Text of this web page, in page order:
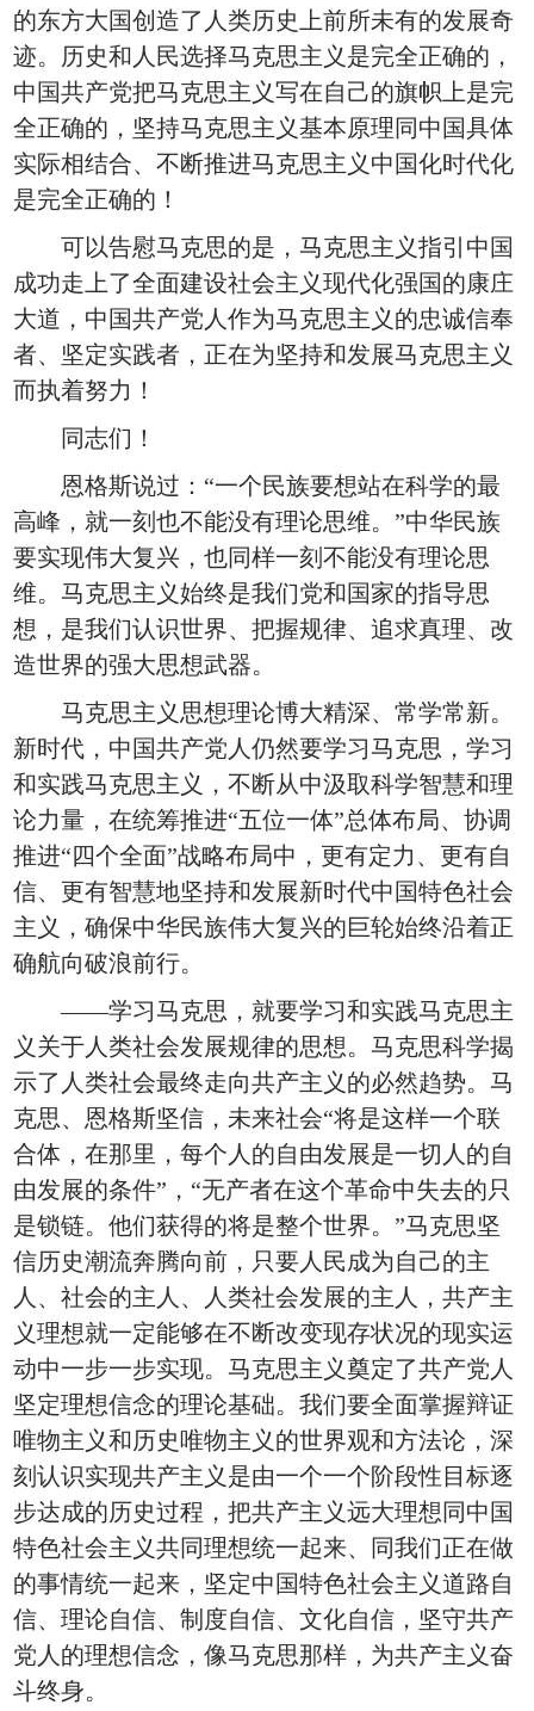
的东方大国创造了人类历史上前所未有的发展奇
迹。历史和人民选择马克思主义是完全正确的，
中国共产党把马克思主义写在自己的旗帜上是完
全正确的，坚持马克思主义基本原理同中国具体
实际相结合、不断推进马克思主义中国化时代化
是完全正确的！
可以告慰马克思的是，马克思主义指引中国
成功走上了全面建设社会主义现代化强国的康庄
大道，中国共产党人作为马克思主义的忠诚信奉
者、坚定实践者，正在为坚持和发展马克思主义
而执着努力！
同志们！
恩格斯说过：“一个民族要想站在科学的最
高峰，就一刻也不能没有理论思维。”中华民族
要实现伟大复兴，也同样一刻不能没有理论思
维。马克思主义始终是我们党和国家的指导思
想，是我们认识世界、把握规律、追求真理、改
造世界的强大思想武器。
马克思主义思想理论博大精深、常学常新。
新时代，中国共产党人仍然要学习马克思，学习
和实践马克思主义，不断从中汲取科学智慧和理
论力量，在统筹推进“五位一体”总体布局、协调
推进“四个全面”战略布局中，更有定力、更有自
信、更有智慧地坚持和发展新时代中国特色社会
主义，确保中华民族伟大复兴的巨轮始终沿着正
确航向破浪前行。
——学习马克思，就要学习和实践马克思主
义关于人类社会发展规律的思想。马克思科学揭
示了人类社会最终走向共产主义的必然趋势。马
克思、恩格斯坚信，未来社会“将是这样一个联
合体，在那里，每个人的自由发展是一切人的自
由发展的条件”，“无产者在这个革命中失去的只
是锁链。他们获得的将是整个世界。”马克思坚
信历史潮流奔腾向前，只要人民成为自己的主
人、社会的主人、人类社会发展的主人，共产主
义理想就一定能够在不断改变现存状况的现实运
动中一步一步实现。马克思主义奠定了共产党人
坚定理想信念的理论基础。我们要全面掌握辩证
唯物主义和历史唯物主义的世界观和方法论，深
刻认识实现共产主义是由一个一个阶段性目标逐
步达成的历史过程，把共产主义远大理想同中国
特色社会主义共同理想统一起来、同我们正在做
的事情统一起来，坚定中国特色社会主义道路自
信、理论自信、制度自信、文化自信，坚守共产
党人的理想信念，像马克思那样，为共产主义奋
斗终身。